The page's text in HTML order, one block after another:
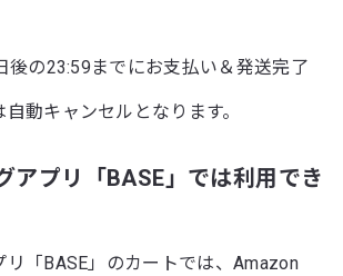
後の23:59までにお支払い＆発送完了
動キャンセルとなります。
アプリ「BASE」では利用でき
リ「BASE」のカートでは、Amazon